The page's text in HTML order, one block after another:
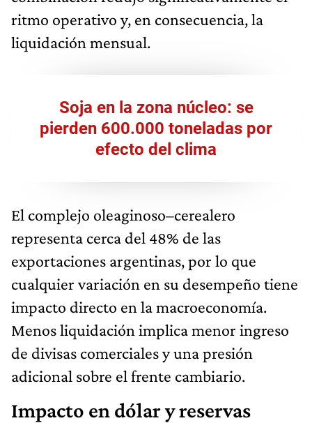
ritmo operativo y, en consecuencia, la
liquidación mensual.
Soja en la zona núcleo: se
pierden 600.000 toneladas por
efecto del clima
El complejo oleaginoso–cerealero
representa cerca del 48% de las
exportaciones argentinas, por lo que
cualquier variación en su desempeño tiene
impacto directo en la macroeconomía.
Menos liquidación implica menor ingreso
de divisas comerciales y una presión
adicional sobre el frente cambiario.
Impacto en dólar y reservas